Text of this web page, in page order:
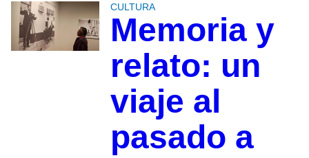
CULTURA
Memoria y
relato: un
viaje al
pasado a